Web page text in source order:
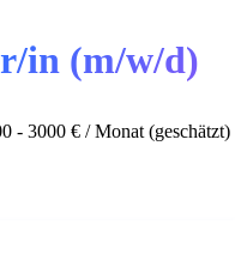
in (m/w/d)
- 3000 € / Monat (geschätzt)